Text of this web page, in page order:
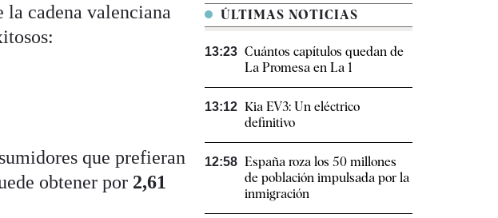
la cadena valenciana
que prefieran
obtener por 2,61
ÚLTIMAS NOTICIAS
13:23 Cuántos capítulos quedan de
La Promesa en La 1
13:12 Kia EV3: Un eléctrico
definitivo
12:58 España roza los 50 millones
de población impulsada por la
inmigración